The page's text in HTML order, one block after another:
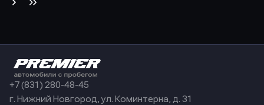
+7 (831) 280-48-45
г. Нижний Новгород, ул. Коминтерна, д. 31